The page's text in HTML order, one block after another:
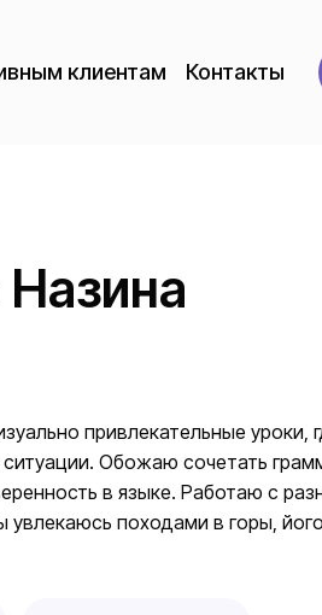
клиентам Контакты
привлекательные уроки,
Обожаю сочетать
в языке. Работаю с
увлекаюсь походами в горы,